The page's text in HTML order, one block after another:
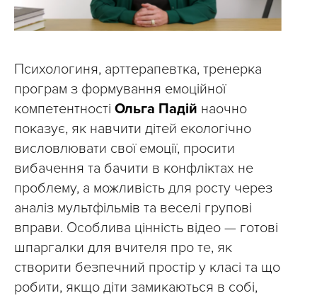
Психологиня, арттерапевтка, тренерка
програм з формування емоційної
компетентності Ольга Падій наочно
показує, як навчити дітей екологічно
висловлювати свої емоції, просити
вибачення та бачити в конфліктах не
проблему, а можливість для росту через
аналіз мультфільмів та веселі групові
вправи. Особлива цінність відео — готові
шпаргалки для вчителя про те, як
створити безпечний простір у класі та що
робити, якщо діти замикаються в собі,